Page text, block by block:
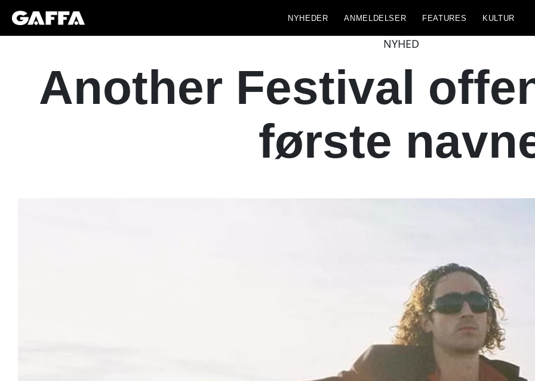
NYHEDER ANMELDELSER FEATURES KULTUR
NYHED
Another Festival
første